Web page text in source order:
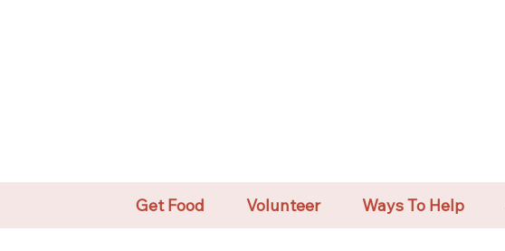
Get Food Volunteer Ways To Help